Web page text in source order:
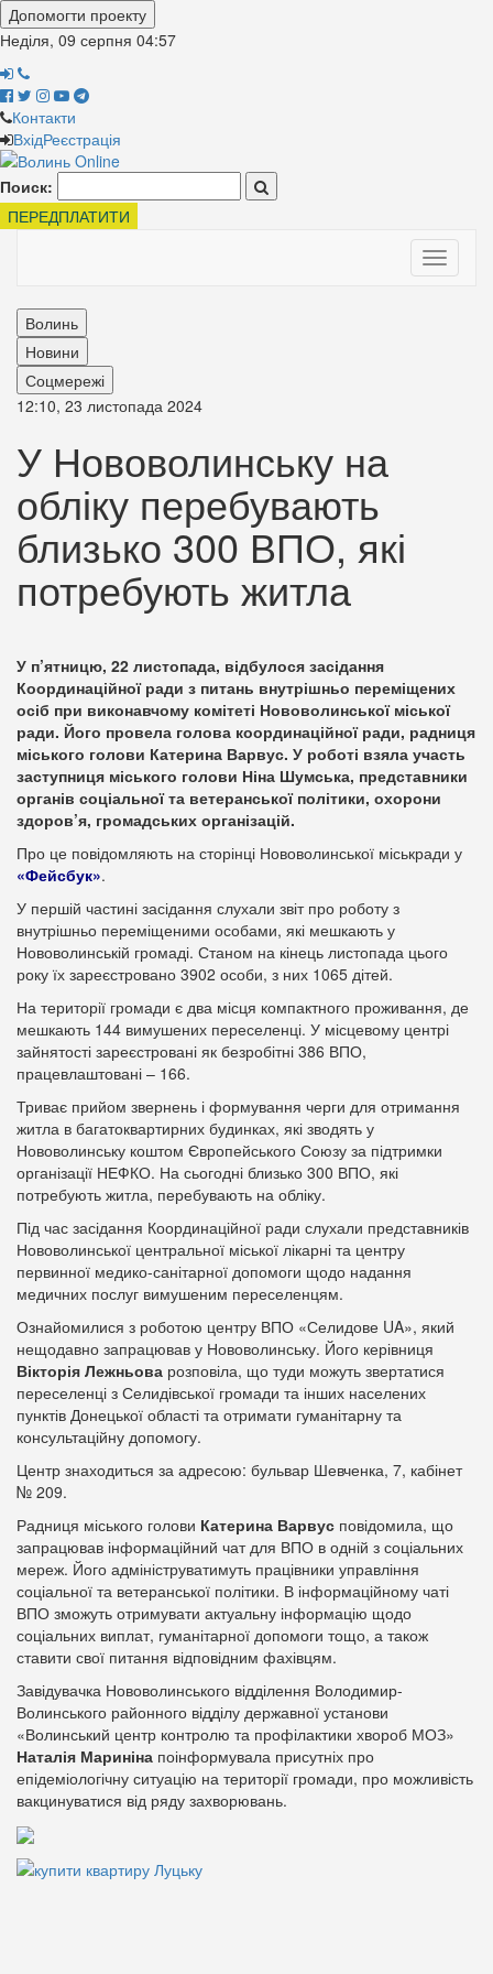
Допомогти проекту
Неділя, 09 серпня 04:57
Контакти
ВхідРеєстрація
Поиск:
ПЕРЕДПЛАТИТИ
Toggle
Волинь
Новини
Соцмережі
12:10, 23 листопада 2024
У Нововолинську на
обліку перебувають
близько 300 ВПО, які
потребують житла
У п’ятницю, 22 листопада, відбулося засідання
Координаційної ради з питань внутрішньо переміщених
осіб при виконавчому комітеті Нововолинської міської
ради. Його провела голова координаційної ради, радниця
міського голови Катерина Варвус. У роботі взяла участь
заступниця міського голови Ніна Шумська, представники
органів соціальної та ветеранської політики, охорони
здоров’я, громадських організацій.
Про це повідомляють на сторінці Нововолинської міськради у
«Фейсбук».
У першій частині засідання слухали звіт про роботу з
внутрішньо переміщеними особами, які мешкають у
Нововолинській громаді. Станом на кінець листопада цього
року їх зареєстровано 3902 особи, з них 1065 дітей.
На території громади є два місця компактного проживання, де
мешкають 144 вимушених переселенці. У місцевому центрі
зайнятості зареєстровані як безробітні 386 ВПО,
працевлаштовані – 166.
Триває прийом звернень і формування черги для отримання
житла в багатоквартирних будинках, які зводять у
Нововолинську коштом Європейського Союзу за підтримки
організації НЕФКО. На сьогодні близько 300 ВПО, які
потребують житла, перебувають на обліку.
Під час засідання Координаційної ради слухали представників
Нововолинської центральної міської лікарні та центру
первинної медико-санітарної допомоги щодо надання
медичних послуг вимушеним переселенцям.
Ознайомилися з роботою центру ВПО «Селидове UA», який
нещодавно запрацював у Нововолинську. Його керівниця
Вікторія Лежньова розповіла, що туди можуть звертатися
переселенці з Селидівської громади та інших населених
пунктів Донецької області та отримати гуманітарну та
консультаційну допомогу.
Центр знаходиться за адресою: бульвар Шевченка, 7, кабінет
№ 209.
Радниця міського голови Катерина Варвус повідомила, що
запрацював інформаційний чат для ВПО в одній з соціальних
мереж. Його адмініструватимуть працівники управління
соціальної та ветеранської політики. В інформаційному чаті
ВПО зможуть отримувати актуальну інформацію щодо
соціальних виплат, гуманітарної допомоги тощо, а також
ставити свої питання відповідним фахівцям.
Завідувачка Нововолинського відділення Володимир-
Волинського районного відділу державної установи
«Волинський центр контролю та профілактики хвороб МОЗ»
Наталія Мариніна поінформувала присутніх про
епідеміологічну ситуацію на території громади, про можливість
вакцинуватися від ряду захворювань.